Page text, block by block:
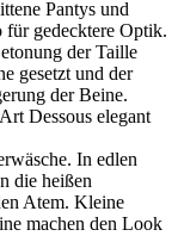
Pantys und
für gedecktere Optik.
der Taille
gesetzt und der
der Beine.
Dessous elegant
In edlen
die heißen
Atem. Kleine
machen den Look